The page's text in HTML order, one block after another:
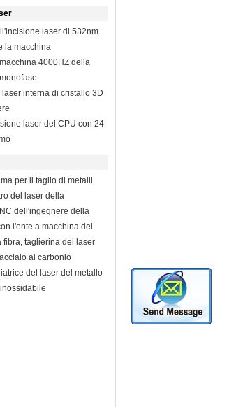
laser di 532nm
la macchina
4000HZ della
interna di cristallo 3D
laser del CPU con 24
per il taglio di metalli
del laser della
dell'ingegnere della
l'ente a macchina del
fibra, taglierina del laser
al carbonio
del laser del metallo